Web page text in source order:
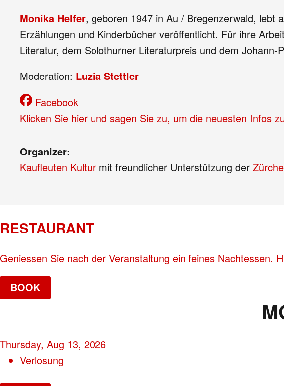
Monika Helfer, geboren 1947 in Au / Bregenzerwald, lebt
Erzählungen und Kinderbücher veröffentlicht. Für ihre
Literatur, dem Solothurner Literaturpreis und dem Johann-
Moderation: Luzia Stettler
Facebook
Klicken Sie hier und sagen Sie zu, um die neuesten Infos
Organizer:
Kaufleuten Kultur mit freundlicher Unterstützung der
RESTAURANT
Geniessen Sie nach der Veranstaltung ein feines Nachtessen.
BOOK
Thursday, Aug 13, 2026
Verlosung